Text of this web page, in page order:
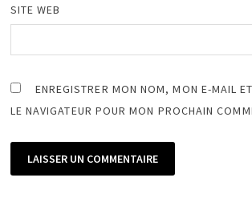
SITE WEB
ENREGISTRER MON NOM, MON E-MAIL
LE NAVIGATEUR POUR MON PROCHAIN